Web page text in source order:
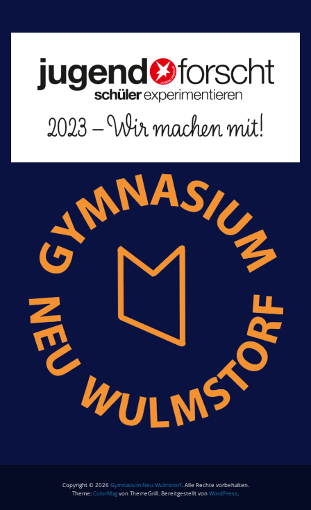
Copyright © 2026Gymnasium Neu Wulmstorf. Alle Rechte vorbehalten.
Theme:ColorMagvon ThemeGrill. Bereitgestellt vonWordPress